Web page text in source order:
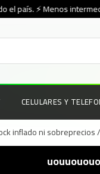
el país. ⚡ Menos
CELULARES Y
inflado ni